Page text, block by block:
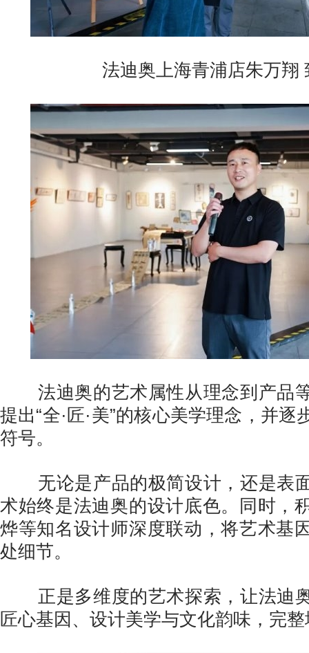
法迪奥上海青浦店朱万翔
法迪奥的艺术属性从理念到产品
提出“全·匠·美”的核心美学理念，并逐
符号。
无论是产品的极简设计，还是表
术始终是法迪奥的设计底色。同时，
烨等知名设计师深度联动，将艺术基
处细节。
正是多维度的艺术探索，让法迪
匠心基因、设计美学与文化韵味，完